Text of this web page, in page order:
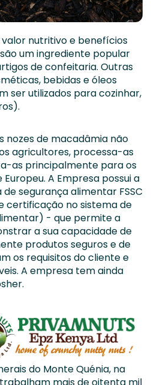
nutritivo e benefícios
um ingrediente popular
de confeitaria. Outras
bebidas e óleos
ser utilizados para cozinhar,
nozes de macadâmia não
agricultores, processa-as
as principalmente para os
A Empresa possui a
segurança alimentar FSSC
certificação no sistema de
- que permite a
a sua capacidade de
produtos seguros e de
os requisitos do cliente e
A empresa tem ainda
do Monte Quénia, na